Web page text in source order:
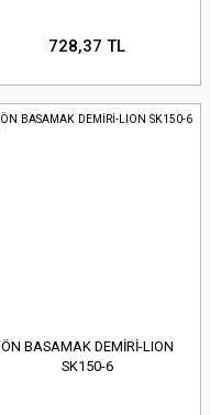
728,37 TL
ÖN BASAMAK DEMİRİ-LION
SK150-6